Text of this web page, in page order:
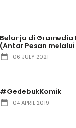
Belanja di Gramedia
(Antar Pesan
06 JULY 2021
#GedebukKomik
04 APRIL 2019